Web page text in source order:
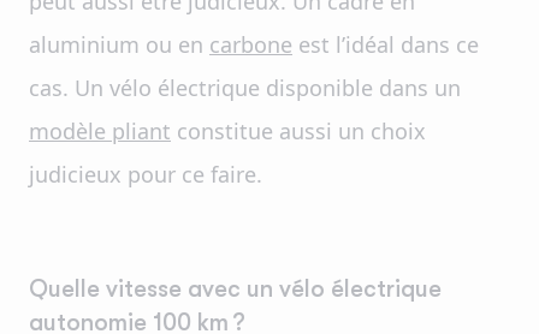
aluminium ou en carbone est l’idéal dans ce
cas. Un vélo électrique disponible dans un
modèle pliant constitue aussi un choix
judicieux pour ce faire.
Quelle vitesse avec un vélo électrique
autonomie 100 km ?